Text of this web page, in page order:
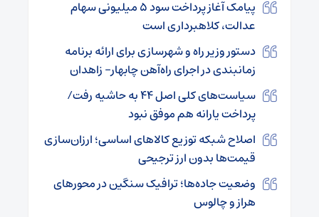
پیامک آغاز پرداخت سود ۵ میلیونی سهام
عدالت، کلاهبرداری است
دستور وزیر راه و شهرسازی برای ارائه برنامه
زمانبندی در اجرای راه‌آهن چابهار- زاهدان
سیاست‌های کلی اصل ۴۴ به حاشیه رفت/
پرداخت یارانه هم موفق نبود
اصلاح شبکه توزیع کالاهای اساسی؛ ارزان‌سازی
قیمت‌ها بدون ارز ترجیحی
وضعیت جاده‌ها؛ ترافیک سنگین در محورهای
هراز و چالوس